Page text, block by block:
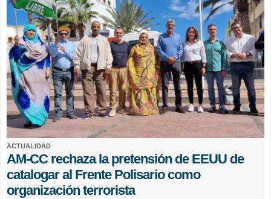
ACTUALIDAD
AM-CC rechaza la pretensión de EEUU de
catalogar al Frente Polisario como
organización terrorista